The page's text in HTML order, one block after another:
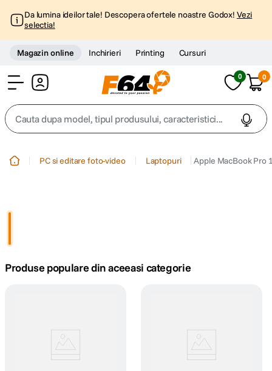
Da lumina ideilor tale! Descopera ofertele noastre Godox! Vezi
selectia!
Magazin online Inchirieri Printing Cursuri
0 0
Cauta dupa model, tipul produsului, caracteristici...
4. peak design
PC si editare foto-video Laptopuri Apple MacBook Pro
Produse populare din aceeasi categorie